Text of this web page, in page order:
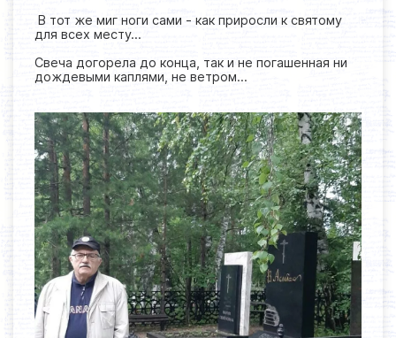
В тот же миг ноги сами - как приросли к святому
для всех месту…
Свеча догорела до конца, так и не погашенная ни
дождевыми каплями, не ветром…